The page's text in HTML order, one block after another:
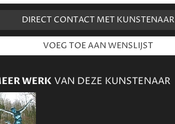
DIRECT CONTACT MET KUNSTENAAR
WERK VAN DEZE KUNSTENAAR